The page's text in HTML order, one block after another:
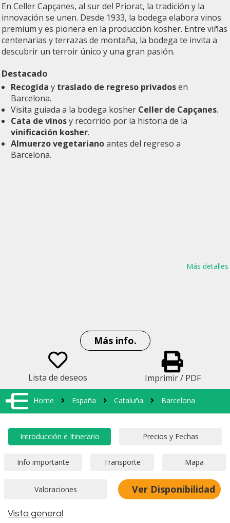
En Celler Capçanes, al sur del Priorat, la tradición y la
innovación se unen. Desde 1933, la bodega elabora vinos
premium y es pionera en la producción kosher. Entre viñas
centenarias y terrazas de montaña, la bodega te invita a
descubrir un terroir único y una gran pasión.
Destacado
Recogida y traslado de regreso privadosen
Barcelona.
Visita guiada a la bodega kosher Celler de Capçanes.
Cata de vinosy recorrido por la historia de la
vinificación kosher.
Almuerzo vegetarianoantes del regreso a
Barcelona.
Más detalles
Más info.
Lista de deseos Imprimir / PDF
Home España Cataluña Barcelona
Ver Disponibilidad
Vista general